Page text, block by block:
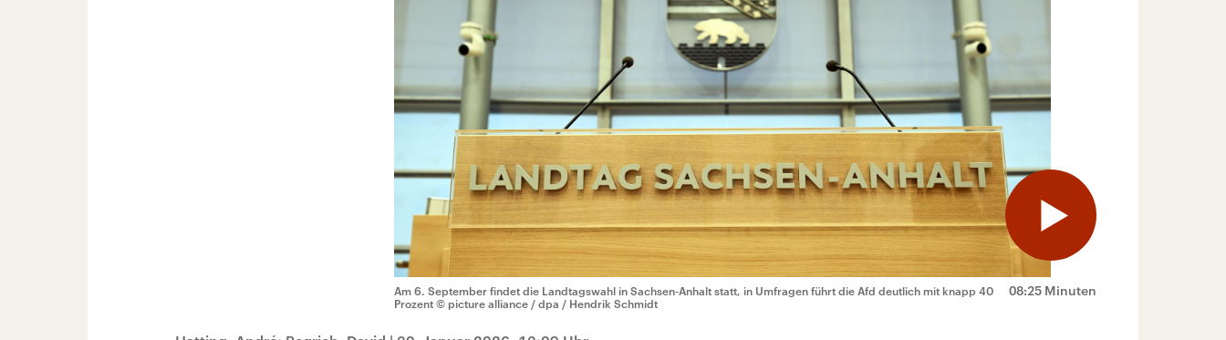
08:25 Minuten
Am 6. September findet die Landtagswahl in Sachsen-Anhalt statt, in Umfragen führt die Afd deutlich mit knapp 40
Prozent © picture alliance / dpa / Hendrik Schmidt